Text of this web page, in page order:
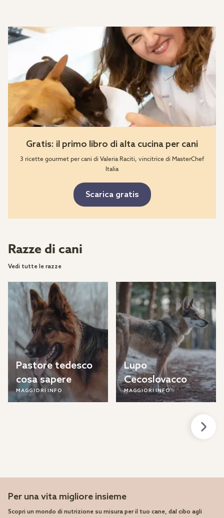
Gratis: il primo libro di alta cucina per cani
3 ricette gourmet per cani di Valeria Raciti, vincitrice di MasterChef
Italia
Scarica gratis
Razze di cani
Vedi tutte le razze
Pastore tedesco
cosa sapere
MAGGIORI INFO
Lupo
Cecoslovacco
MAGGIORI INFO
Per una vita migliore insieme
Scopri un mondo di nutrizione su misura per il tuo cane, dal cibo agli